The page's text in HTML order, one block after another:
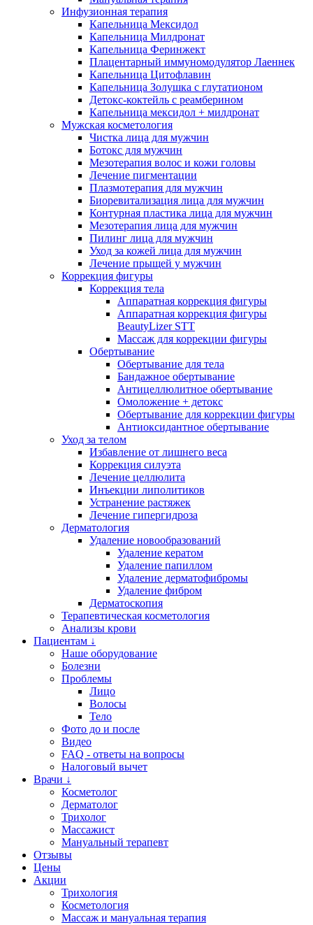
Инфузионная терапия
Капельница Мексидол
Капельница Милдронат
Капельница Феринжект
Плацентарный иммуномодулятор Лаеннек
Капельница Цитофлавин
Капельница Золушка с глутатионом
Детокс-коктейль с реамберином
Капельница мексидол + милдронат
Мужская косметология
Чистка лица для мужчин
Ботокс для мужчин
Мезотерапия волос и кожи головы
Лечение пигментации
Плазмотерапия для мужчин
Биоревитализация лица для мужчин
Контурная пластика лица для мужчин
Мезотерапия лица для мужчин
Пилинг лица для мужчин
Уход за кожей лица для мужчин
Лечение прыщей у мужчин
Коррекция фигуры
Коррекция тела
Аппаратная коррекция фигуры
Аппаратная коррекция фигуры
BeautyLizer STT
Массаж для коррекции фигуры
Обертывание
Обертывание для тела
Бандажное обертывание
Антицеллюлитное обертывание
Омоложение + детокс
Обертывание для коррекции фигуры
Антиоксидантное обертывание
Уход за телом
Избавление от лишнего веса
Коррекция силуэта
Лечение целлюлита
Инъекции липолитиков
Устранение растяжек
Лечение гипергидроза
Дерматология
Удаление новообразований
Удаление кератом
Удаление папиллом
Удаление дерматофибромы
Удаление фибром
Дерматоскопия
Терапевтическая косметология
Анализы крови
Пациентам ↓
Наше оборудование
Болезни
Проблемы
Лицо
Волосы
Тело
Фото до и после
Видео
FAQ - ответы на вопросы
Налоговый вычет
Врачи ↓
Косметолог
Дерматолог
Трихолог
Массажист
Мануальный терапевт
Отзывы
Цены
Акции
Трихология
Косметология
Массаж и мануальная терапия